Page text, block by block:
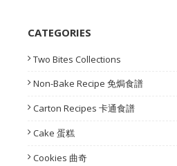
CATEGORIES
Two Bites Collections
Non-Bake Recipe 免焗食譜
Carton Recipes 卡通食譜
Cake 蛋糕
Cookies 曲奇